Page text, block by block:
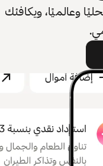
وعالميًا، ويكافئك